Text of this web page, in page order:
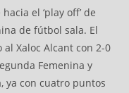
el ‘play off’ de
de fútbol sala. El
Xaloc Alcant con 2-0
Femenina y
ya con cuatro puntos